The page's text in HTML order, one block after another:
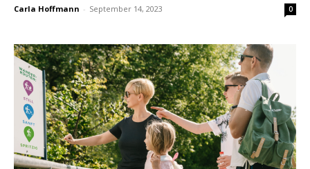
Carla Hoffmann - September 14, 2023 0